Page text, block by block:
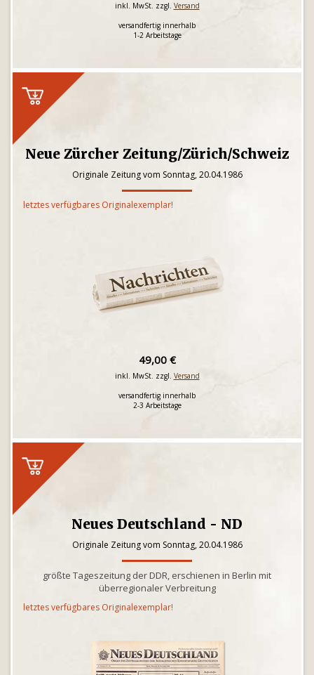
inkl. MwSt. zzgl. Versand
versandfertig innerhalb
1-2 Arbeitstage
Neue Zürcher Zeitung/Zürich/Schweiz
Originale Zeitung vom Sonntag, 20.04.1986
letztes verfügbares Originalexemplar!
49,00 €
inkl. MwSt. zzgl. Versand
versandfertig innerhalb
2-3 Arbeitstage
Neues Deutschland - ND
Originale Zeitung vom Sonntag, 20.04.1986
größte Tageszeitung der DDR, erschienen in Berlin mit
überregionaler Verbreitung
letztes verfügbares Originalexemplar!